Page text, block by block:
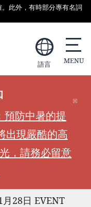
此外，有時部分專有名詞
語言
預防中暑的提
出現嚴酷的高
，請務必留意
月28日 EVENT